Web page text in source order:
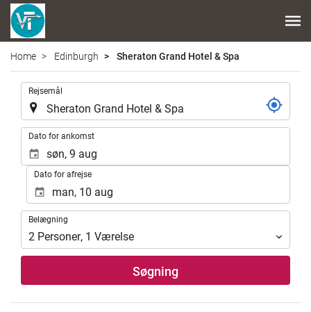
Home Edinburgh Sheraton Grand Hotel & Spa
Rejsemål
Dato for ankomst
Dato for afrejse
Belægning
Belægning
2 Personer, 1 Værelse
Søgning